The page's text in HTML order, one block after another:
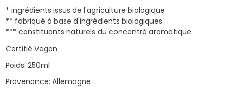
* ingrédients issus de l'agriculture biologique
** fabriqué à base d'ingrédients biologiques
*** constituants naturels du concentré aromatique
Certifié Vegan
Poids: 250ml
Provenance: Allemagne